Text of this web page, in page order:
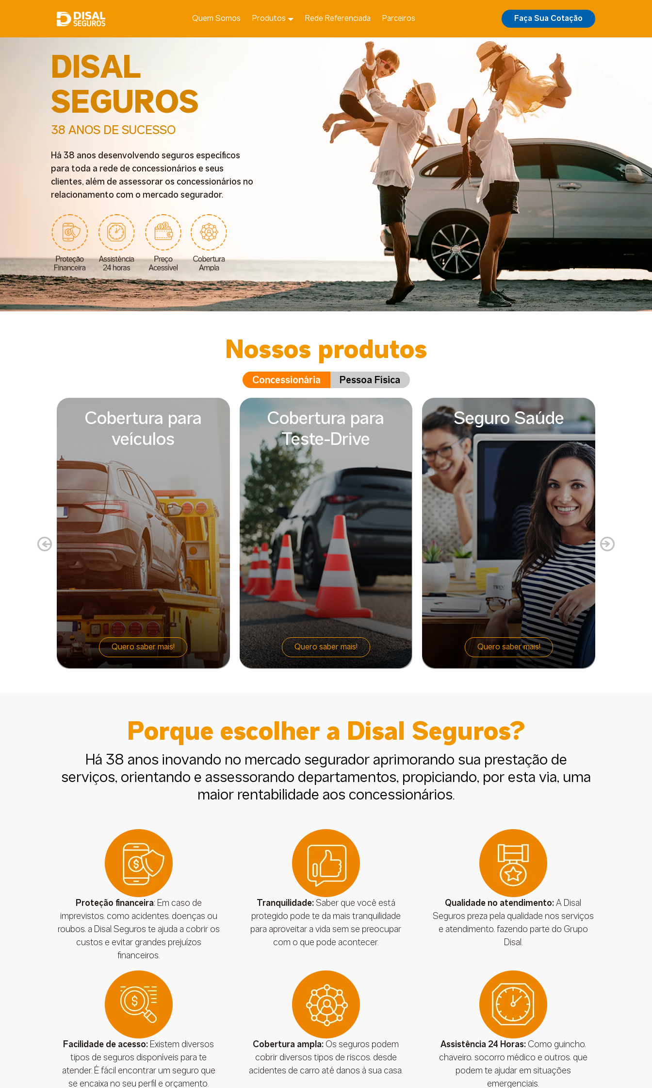
Quem Somos Produtos Rede Referenciada Parceiros Faça Sua Cotação
DISAL
SEGUROS
38 ANOS DE SUCESSO
Há 38 anos desenvolvendo seguros específicos
para toda a rede de concessionários e seus
clientes, além de assessorar os concessionários no
relacionamento com o mercado segurador.
Nossos produtos
Concessionária Pessoa Física
Cobertura para
veículos
Quero saber mais!
Cobertura para
Teste-Drive
Quero saber mais!
Seguro Saúde
Quero saber mais!
Porque escolher a Disal Seguros?
Há 38 anos inovando no mercado segurador aprimorando sua prestação de
serviços, orientando e assessorando departamentos, propiciando, por esta via, uma
maior rentabilidade aos concessionários.
Proteção financeira: Em caso de
imprevistos, como acidentes, doenças ou
roubos, a Disal Seguros te ajuda a cobrir os
custos e evitar grandes prejuízos
financeiros.
Tranquilidade:Saber que você está
protegido pode te da mais tranquilidade
para aproveitar a vida sem se preocupar
com o que pode acontecer.
Qualidade no atendimento: A Disal
Seguros preza pela qualidade nos serviços
e atendimento, fazendo parte do Grupo
Disal.
Facilidade de acesso: Existem diversos
tipos de seguros disponíveis para te
atender. É fácil encontrar um seguro que
se encaixa no seu perfil e orçamento.
Cobertura ampla: Os seguros podem
cobrir diversos tipos de riscos, desde
acidentes de carro até danos à sua casa.
Assistência 24 Horas:Como guincho,
chaveiro, socorro médico e outros, que
podem te ajudar em situações
emergenciais.